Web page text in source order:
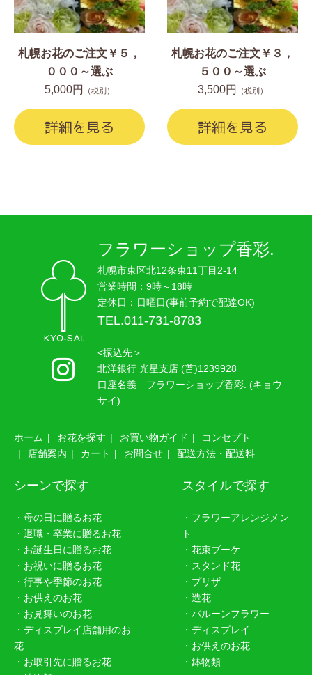
札幌お花のご注文￥５，
０００～選ぶ
5,000円
（税別）
詳細を見る
札幌お花のご注文￥３，
５００～選ぶ
3,500円
（税別）
詳細を見る
フラワーショップ香彩.
札幌市東区北12条東11丁目2-14
営業時間：9時～18時
定休日：日曜日(事前予約で配達OK)
TEL.011-731-8783
<振込先＞
北洋銀行 光星支店 (普)1239928
口座名義 フラワーショップ香彩. (キョウ
サイ)
ホーム お花を探す お買い物ガイド
コンセプト
店舗案内
カート お問合せ 配送方法・配送料
シーンで探す
・母の日に贈るお花
・退職・卒業に贈るお花
・お誕生日に贈るお花
・お祝いに贈るお花
・行事や季節のお花
・お供えのお花
・お見舞いのお花
・ディスプレイ店舗用のお
花
・お取引先に贈るお花
スタイルで探す
・フラワーアレンジメン
ト
・花束ブーケ
・スタンド花
・プリザ
・造花
・バルーンフラワー
・ディスプレイ
・お供えのお花
・鉢物類